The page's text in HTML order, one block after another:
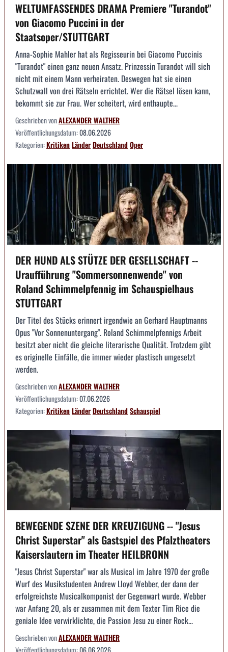
WELTUMFASSENDES DRAMA Premiere "Turandot"
von Giacomo Puccini in der
Staatsoper/STUTTGART
Anna-Sophie Mahler hat als Regisseurin bei Giacomo Puccinis
"Turandot" einen ganz neuen Ansatz. Prinzessin Turandot will sich
nicht mit einem Mann verheiraten. Deswegen hat sie einen
Schutzwall von drei Rätseln errichtet. Wer die Rätsel lösen kann,
bekommt sie zur Frau. Wer scheitert, wird enthaupte...
Geschrieben vonALEXANDER WALTHER
Veröffentlichungsdatum:08.06.2026
Kategorien:KritikenLänderDeutschlandOper
DER HUND ALS STÜTZE DER GESELLSCHAFT --
Uraufführung "Sommersonnenwende" von
Roland Schimmelpfennig im Schauspielhaus
STUTTGART
Der Titel des Stücks erinnert irgendwie an Gerhard Hauptmanns
Opus "Vor Sonnenuntergang". Roland Schimmelpfennigs Arbeit
besitzt aber nicht die gleiche literarische Qualität. Trotzdem gibt
es originelle Einfälle, die immer wieder plastisch umgesetzt
werden.
Geschrieben vonALEXANDER WALTHER
Veröffentlichungsdatum:07.06.2026
Kategorien:KritikenLänderDeutschlandSchauspiel
BEWEGENDE SZENE DER KREUZIGUNG -- "Jesus
Christ Superstar" als Gastspiel des Pfalztheaters
Kaiserslautern im Theater HEILBRONN
"Jesus Christ Superstar" war als Musical im Jahre 1970 der große
Wurf des Musikstudenten Andrew Lloyd Webber, der dann der
erfolgreichste Musicalkomponist der Gegenwart wurde. Webber
war Anfang 20, als er zusammen mit dem Texter Tim Rice die
geniale Idee verwirklichte, die Passion Jesu zu einer Rock...
Geschrieben vonALEXANDER WALTHER
Veröffentlichungsdatum:06.06.2026